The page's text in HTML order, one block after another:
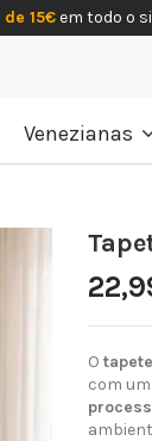
15€em todo o
Venezianas
O
com